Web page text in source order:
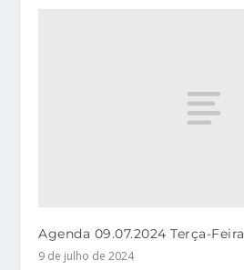
Agenda 09.07.2024 Terça-Feira
9 de julho de 2024